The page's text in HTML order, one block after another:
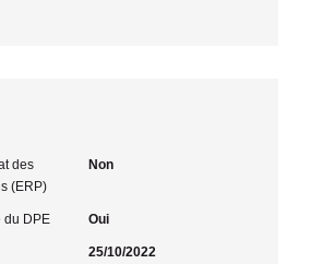
des
(ERP)
Non
du DPE Oui
25/10/2022